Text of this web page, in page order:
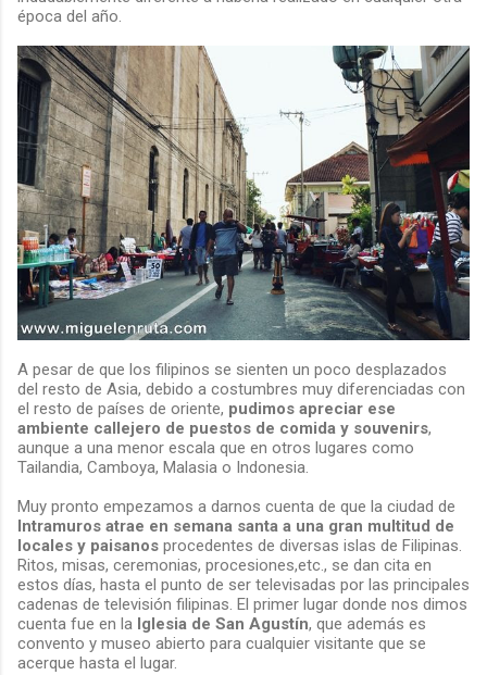
época del año.
A pesar de que los filipinos se sienten un poco desplazados
del resto de Asia, debido a costumbres muy diferenciadas con
el resto de países de oriente, pudimos apreciar ese
ambiente callejero de puestos de comida y souvenirs,
aunque a una menor escala que en otros lugares como
Tailandia, Camboya, Malasia o Indonesia.
Muy pronto empezamos a darnos cuenta de que la ciudad de
Intramuros atrae en semana santa a una gran multitud de
locales y paisanos procedentes de diversas islas de Filipinas.
Ritos, misas, ceremonias, procesiones,etc., se dan cita en
estos días, hasta el punto de ser televisadas por las principales
cadenas de televisión filipinas. El primer lugar donde nos dimos
cuenta fue en la Iglesia de San Agustín, que además es
convento y museo abierto para cualquier visitante que se
acerque hasta el lugar.